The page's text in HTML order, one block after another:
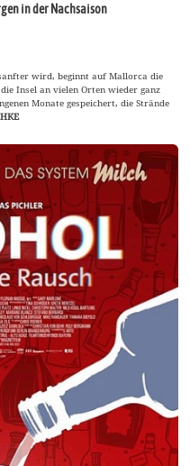
in der Nachsaison
wird, beginnt auf Mallorca die
Insel an vielen Orten wieder ganz
Monate gespeichert, die Strände